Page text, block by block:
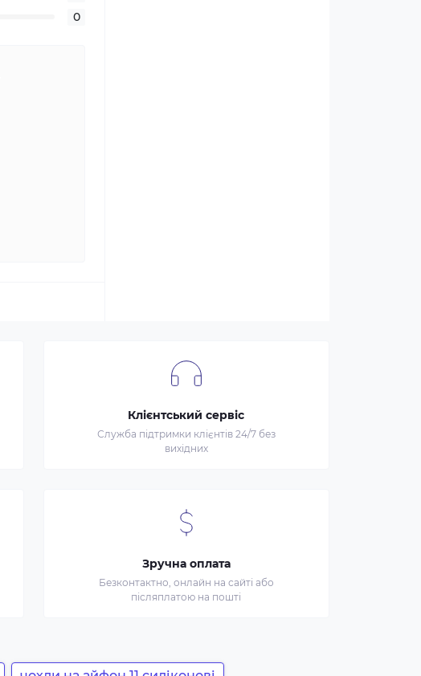
0
Клієнтський сервіс
Служба підтримки клієнтів 24/7 без
вихідних
Зручна оплата
Безконтактно, онлайн на сайті або
післяплатою на пошті